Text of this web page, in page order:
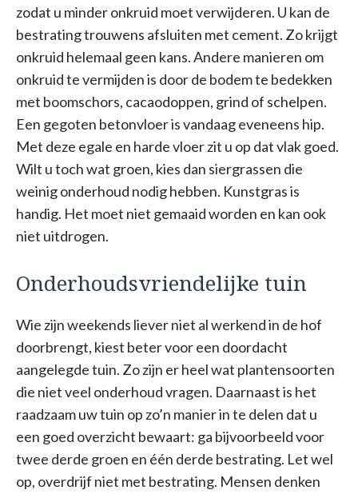
zodat u minder onkruid moet verwijderen. U kan de
bestrating trouwens afsluiten met cement. Zo krijgt
onkruid helemaal geen kans. Andere manieren om
onkruid te vermijden is door de bodem te bedekken
met boomschors, cacaodoppen, grind of schelpen.
Een gegoten betonvloer is vandaag eveneens hip.
Met deze egale en harde vloer zit u op dat vlak goed.
Wilt u toch wat groen, kies dan siergrassen die
weinig onderhoud nodig hebben. Kunstgras is
handig. Het moet niet gemaaid worden en kan ook
niet uitdrogen.
Onderhoudsvriendelijke tuin
Wie zijn weekends liever niet al werkend in de hof
doorbrengt, kiest beter voor een doordacht
aangelegde tuin. Zo zijn er heel wat plantensoorten
die niet veel onderhoud vragen. Daarnaast is het
raadzaam uw tuin op zo’n manier in te delen dat u
een goed overzicht bewaart: ga bijvoorbeeld voor
twee derde groen en één derde bestrating. Let wel
op, overdrijf niet met bestrating. Mensen denken